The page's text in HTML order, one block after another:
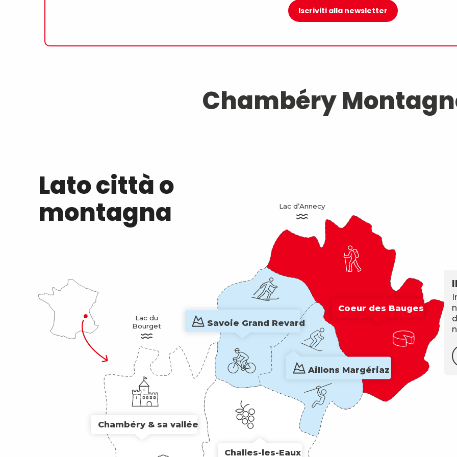
Iscriviti alla newsletter
Chambéry
Lato città o
montagna
Lac d’Annecy
Lac du
Bourget
Coeur des Bauges
Challes-les-Eaux
Aillons Margériaz
Chambéry & sa vallée
Savoie Grand Revard